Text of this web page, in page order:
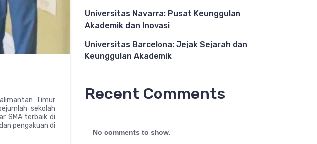
Timur
sekolah
SMA terbaik di
pengakuan di
Universitas Navarra: Pusat Keunggulan
Akademik dan Inovasi
Universitas Barcelona: Jejak Sejarah dan
Keunggulan Akademik
Recent Comments
No comments to show.